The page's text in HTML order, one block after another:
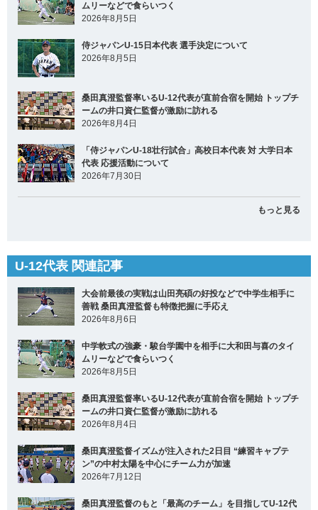
ムリーなどで食らいつく
2026年8月5日
侍ジャパンU-15日本代表 選手決定について
2026年8月5日
桑田真澄監督率いるU-12代表が直前合宿を開始 トップチ
ームの井口資仁監督が激励に訪れる
2026年8月4日
「侍ジャパンU-18壮行試合」高校日本代表 対 大学日本
代表 応援活動について
2026年7月30日
もっと見る
U-12代表 関連記事
大会前最後の実戦は山田亮碩の好投などで中学生相手に
善戦 桑田真澄監督も特徴把握に手応え
2026年8月6日
中学軟式の強豪・駿台学園中を相手に大和田与喜のタイ
ムリーなどで食らいつく
2026年8月5日
桑田真澄監督率いるU-12代表が直前合宿を開始 トップチ
ームの井口資仁監督が激励に訪れる
2026年8月4日
桑田真澄監督イズムが注入された2日目 “練習キャプテ
ン”の中村太陽を中心にチーム力が加速
2026年7月12日
桑田真澄監督のもと「最高のチーム」を目指してU-12代